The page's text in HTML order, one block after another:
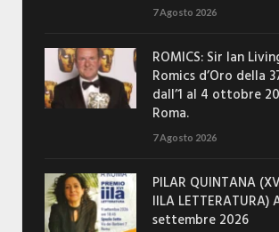
7 Agosto 2026
ROMICS: Sir Ian
Romics d’Oro della
dall’1 al 4 ottobre
Roma.
7 Agosto 2026
PILAR QUINTANA
IILA LETTERATURA)
settembre 2026